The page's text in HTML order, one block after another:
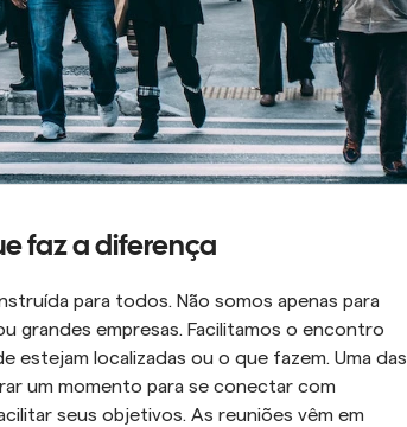
faz a diferença
para todos. Não somos apenas para
grandes empresas. Facilitamos o encontro
estejam localizadas ou o que fazem. Uma das
um momento para se conectar com
seus objetivos. As reuniões vêm em